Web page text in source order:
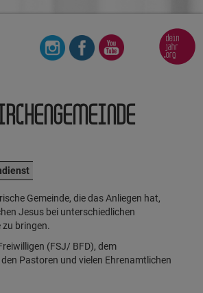
Gemeinde, die das Anliegen hat,
Jesus bei unterschiedlichen
bringen.
(FSJ/ BFD), dem
Pastoren und vielen Ehrenamtlichen